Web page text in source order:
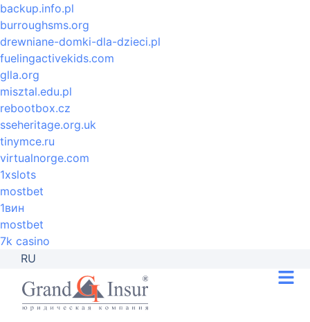
backup.info.pl
burroughsms.org
drewniane-domki-dla-dzieci.pl
fuelingactivekids.com
glla.org
misztal.edu.pl
rebootbox.cz
sseheritage.org.uk
tinymce.ru
virtualnorge.com
1xslots
mostbet
1вин
mostbet
7k casino
RU